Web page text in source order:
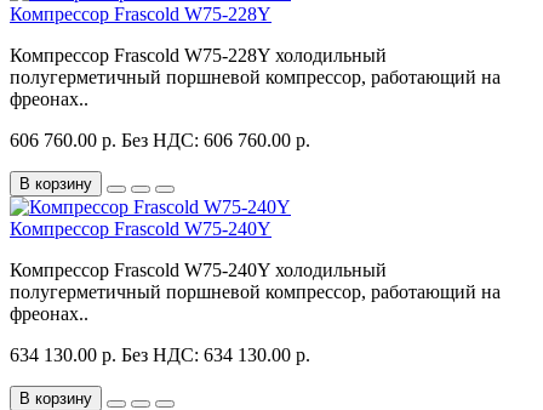
Компрессор Frascold W75-228Y
Компрессор Frascold W75-228Y холодильный
полугерметичный поршневой компрессор, работающий на
фреонах..
606 760.00 р. Без НДС: 606 760.00 р.
В корзину
Компрессор Frascold W75-240Y
Компрессор Frascold W75-240Y холодильный
полугерметичный поршневой компрессор, работающий на
фреонах..
634 130.00 р. Без НДС: 634 130.00 р.
В корзину